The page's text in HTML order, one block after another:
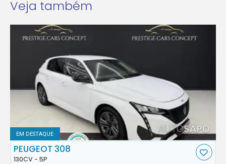
Veja também
EM DESTAQUE
PEUGEOT 308
130CV - 5P